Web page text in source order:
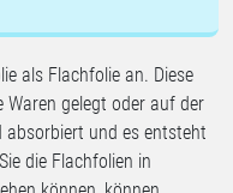
als Flachfolie an. Diese
Waren gelegt oder auf der
absorbiert und es entsteht
die Flachfolien in